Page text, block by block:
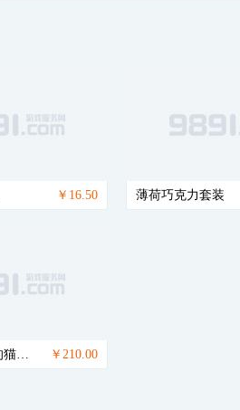
￥16.50 薄荷巧克力套装
PUBG Aixleft的猫咪控套装礼包 ￥210.00